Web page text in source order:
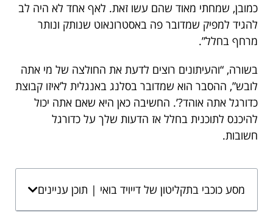
כמובן, שמחתי מאוד שהם עשו זאת. לאף אחד לא היה לב
להגיד למפיק שמדובר פה באסטרונאוט שנותק ונותר
מרחף בחלל”.
בשורה, “והעיתונים רוצים לדעת את החולצה של מי אתה
לובש”, ההסבר הוא שמדובר בסלנג באנגלית ל’איזו קבוצת
כדורגל אתה אוהד?’. החשיבה כאן היא שאם אתה יכול
להיכנס לתוכנית בחלל אז הדעות שלך על כדורגל
חשובות.
מסע כוכבי בתקליטון של דייויד בואי | תוכן עניינים